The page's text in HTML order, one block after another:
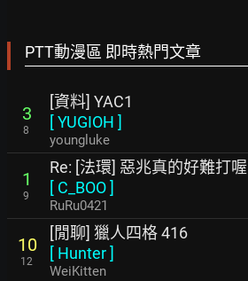
PTT動漫區 即時熱門文章
3
8
[資料] YAC1
[YUGIOH ]
youngluke
1
9
Re: [法環] 惡兆真的好難打喔
[ C_BOO]
RuRu0421
10
12
[閒聊] 獵人四格 416
[ Hunter]
WeiKitten